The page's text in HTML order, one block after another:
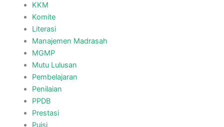
KKM
Komite
Literasi
Manajemen Madrasah
MGMP
Mutu Lulusan
Pembelajaran
Penilaian
PPDB
Prestasi
Puisi